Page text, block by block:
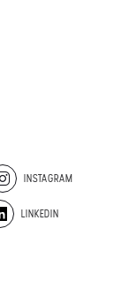
INSTAGRAM
LINKEDIN